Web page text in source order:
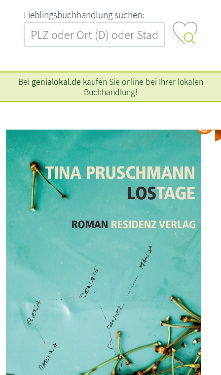
L‍i‍e‍b‍l‍i‍n‍g‍s‍b‍u‍c‍h‍h‍a‍n‍d‍l‍u‍n‍g‍ ‍s‍u‍c‍h‍e‍n‍:‍
Bei genialokal.de kaufen Sie online bei Ihrer lokalen
Buchhandlung!